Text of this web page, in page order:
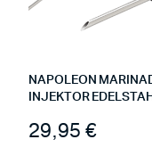
NAPOLEON
INJEKTOR
29,95 €